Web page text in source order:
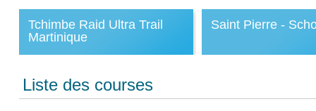
Tchimbe Raid Ultra Trail
Martinique
Saint Pierre -
Liste des courses